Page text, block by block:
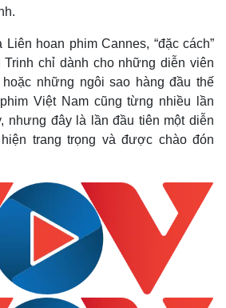
hoan phim Cannes, “đặc cách”
chỉ dành cho những diễn viên
những ngôi sao hàng đầu thế
Việt Nam cũng từng nhiều lần
nhưng đây là lần đầu tiên một diễn
trang trọng và được chào đón